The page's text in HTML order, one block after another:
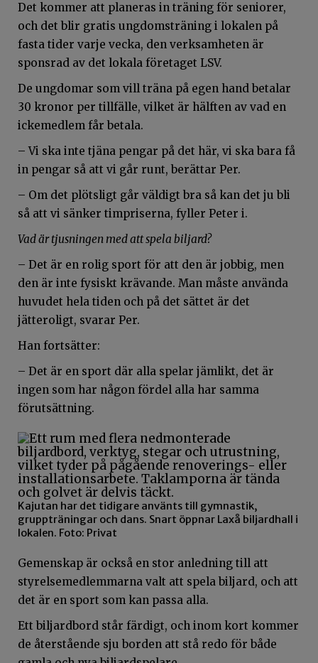
Det kommer att planeras in träning för seniorer,
och det blir gratis ungdomsträning i lokalen på
fasta tider varje vecka, den verksamheten är
sponsrad av det lokala företaget LSV.
De ungdomar som vill träna på egen hand betalar
30 kronor per tillfälle, vilket är hälften av vad en
ickemedlem får betala.
– Vi ska inte tjäna pengar på det här, vi ska bara få
in pengar så att vi går runt, berättar Per.
– Om det plötsligt går väldigt bra så kan det ju bli
så att vi sänker timpriserna, fyller Peter i.
Vad är tjusningen med att spela biljard?
– Det är en rolig sport för att den är jobbig, men
den är inte fysiskt krävande. Man måste använda
huvudet hela tiden och på det sättet är det
jätteroligt, svarar Per.
Han fortsätter:
– Det är en sport där alla spelar jämlikt, det är
ingen som har någon fördel alla har samma
förutsättning.
Kajutan har det tidigare använts till gymnastik,
gruppträningar och dans. Snart öppnar Laxå biljardhall i
lokalen. Foto: Privat
Gemenskap är också en stor anledning till att
styrelsemedlemmarna valt att spela biljard, och att
det är en sport som kan passa alla.
Ett biljardbord står färdigt, och inom kort kommer
de återstående sju borden att stå redo för både